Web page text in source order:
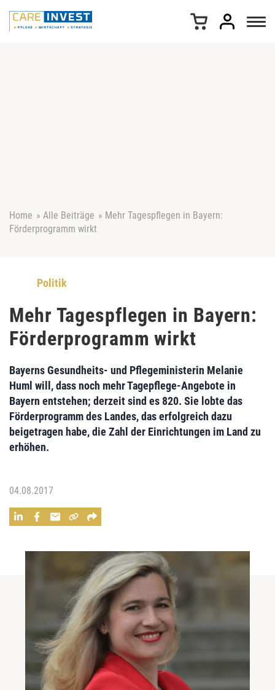
Home » Alle Beiträge » Mehr Tagespflegen in Bayern:
Förderprogramm wirkt
Politik
Mehr Tagespflegen in Bayern:
Förderprogramm wirkt
BayernsGesundheits- und Pflegeministerin Melanie
Huml will, dass noch mehr Tagepflege-Angebote in
Bayern entstehen; derzeit sind es 820. Sie lobte das
Förderprogramm des Landes, das erfolgreich dazu
beigetragen habe, die Zahl der Einrichtungen im Land zu
erhöhen.
04.08.2017